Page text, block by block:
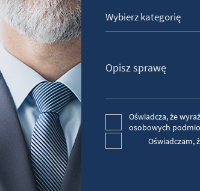
Wybierz kategorię
Oświadcza, że
osobowych
Oświadczam,